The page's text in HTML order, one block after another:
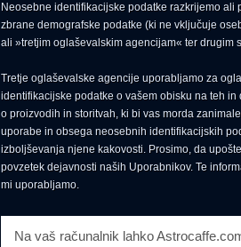
Neosebne identifikacijske podatke razkrijemo
zbrane demografske podatke (ki ne vključuje
ali »tretjim oglaševalskim agencijam« ter drugim
Tretje oglaševalske agencije uporabljamo za
identifikacijske podatke o vašem obisku na teh
o proizvodih in storitvah, ki bi vas morda
uporabe in obsega neosebnih identifikacijskih
izboljševanja njene kakovosti. Prosimo, da
povzetek dejavnosti naših Uporabnikov. Te
mi uporabljamo.
Na vaš računalnik lahko